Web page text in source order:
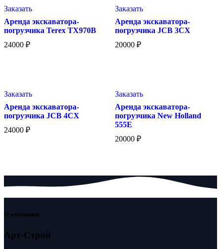
Заказать
Аренда экскаватора-
погрузчика Terex TX970B
24000 ₽
Заказать
Аренда экскаватора-
погрузчика JCB 3CX
20000 ₽
Заказать
Аренда экскаватора-
погрузчика JCB 4CX
24000 ₽
Заказать
Аренда экскаватора-
погрузчика New Holland
555E
20000 ₽
О компании
Арт-Строй